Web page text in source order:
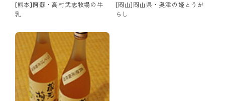
[熊本]阿蘇・高村武志牧場の牛
乳
[岡山]岡山県・奥津の姫とうが
らし